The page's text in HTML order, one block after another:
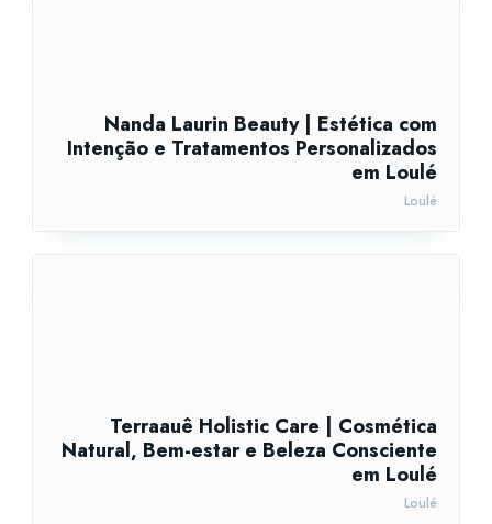
Nanda Laurin Beauty | Estética com
Intenção e Tratamentos Personalizados
em Loulé
Loulé
Terraauê Holistic Care | Cosmética
Natural, Bem-estar e Beleza Consciente
em Loulé
Loulé